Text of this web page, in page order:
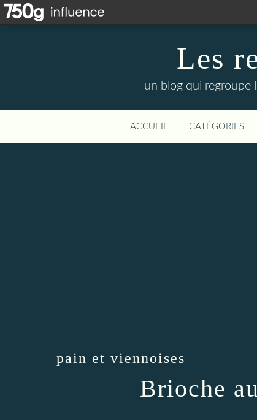
Les
un blog qui regroupe
ACCUEIL CATÉGORIES
pain et viennoises
Brioche